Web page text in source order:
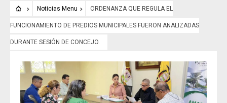
Noticias Menu ORDENANZA QUE REGULA EL
FUNCIONAMIENTO DE PREDIOS MUNICIPALES FUERON ANALIZADAS
DURANTE SESIÓN DE CONCEJO.